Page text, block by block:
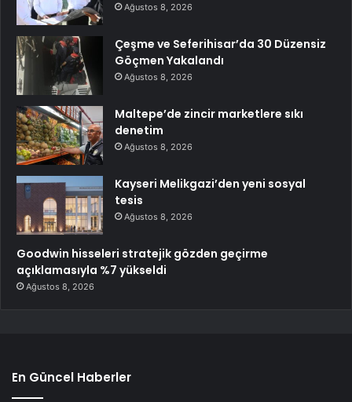
Ağustos 8, 2026
Çeşme ve Seferihisar’da 30 Düzensiz
Göçmen Yakalandı
Ağustos 8, 2026
Maltepe’de zincir marketlere sıkı
denetim
Ağustos 8, 2026
Kayseri Melikgazi’den yeni sosyal
tesis
Ağustos 8, 2026
Goodwin hisseleri stratejik gözden geçirme
açıklamasıyla %7 yükseldi
Ağustos 8, 2026
En Güncel Haberler